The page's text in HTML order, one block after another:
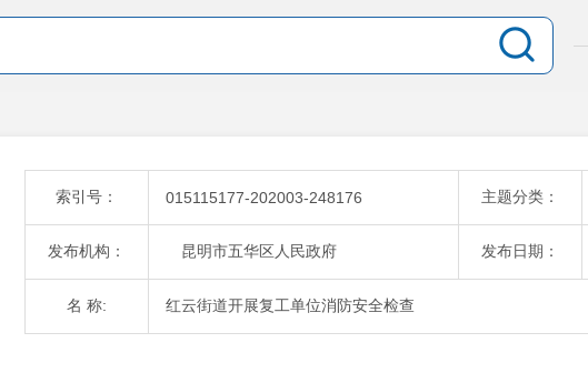
索引号： 015115177-202003-248176 主题分类：
发布机构： 昆明市五华区人民政府 发布日期：
名 称: 红云街道开展复工单位消防安全检查